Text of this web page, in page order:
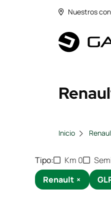
Nuestros
Inicio
Tipo Km 0
Renault ×